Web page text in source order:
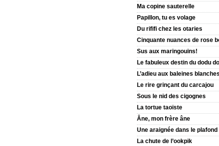
Ma copine sauterelle
Papillon, tu es volage
Du riﬁﬁ chez les otaries
Cinquante nuances de rose
Sus aux maringouins!
Le fabuleux destin du dodu
L’adieu aux baleines
Le rire grinçant du carcajou
Sous le nid des cigognes
La tortue taoïste
Âne, mon frère âne
Une araignée dans le plafond
La chute de l’ookpik